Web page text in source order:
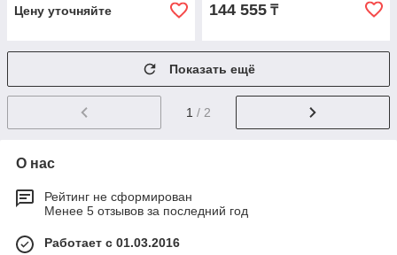
Цену уточняйте 144 555 ₸
Показать ещё
1 / 2
О нас
Рейтинг не сформирован
Менее 5 отзывов за последний год
Работает с 01.03.2016